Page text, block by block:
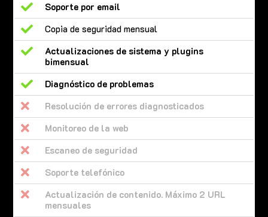
 Soporte por email
 Copia de seguridad mensual

Actualizaciones de sistema y plugins
bimensual
 Diagnóstico de problemas
 Resolución de errores diagnosticados
 Monitoreo de la web
 Escaneo de seguridad
 Soporte telefónico

Actualización de contenido. Máximo 2 URL
mensuales